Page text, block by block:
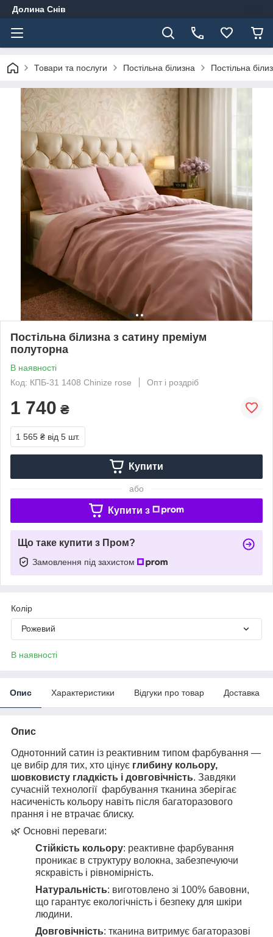
Долина Снів
Товари та послуги Постільна білизна Постільна
Постільна білизна з сатину преміум
полуторна
В наявності
Код: КПБ-31 1408 Chinize rose
Опт і роздріб
1 740 ₴
1 565 ₴ від 5 шт.
Купити
або
Купити з
Що таке купити з Пром?
Замовлення під захистом
Колір
Рожевий
В наявності
Опис Характеристики Відгуки про товар Доставка
Опис
Однотонний сатин із реактивним типом фарбування —
це вибір для тих, хто цінує глибину кольору,
шовковисту гладкість і довговічність. Завдяки
сучасній технології фарбування тканина зберігає
насиченість кольору навіть після багаторазового
прання і не втрачає блиску.
🌿 Основні переваги:
Стійкість кольору: реактивне фарбування
проникає в структуру волокна, забезпечуючи
яскравість і рівномірність.
Натуральність: виготовлено зі 100% бавовни,
що гарантує екологічність і безпеку для шкіри
людини.
Довговічність: тканина витримує багаторазові